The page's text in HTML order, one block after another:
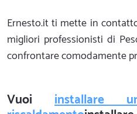
Ernesto.it ti mette in
migliori professionisti di
confrontare comodamente
Vuoi installare